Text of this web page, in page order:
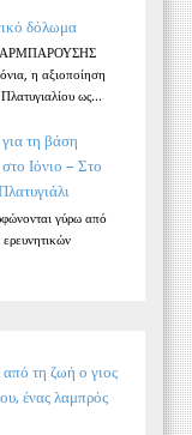
δόλωμα
η αξιοποίηση
ως...
τη βάση
Ιόνιο – Στο
γύρω από
τη ζωή ο γιος
ένας λαμπρός